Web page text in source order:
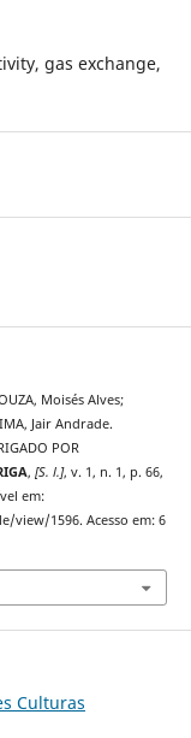
gas exchange,
Moisés Alves;
Jair Andrade.
POR
, [S. l.], v. 1, n. 1, p. 66,
em:
1596. Acesso em: 6
Culturas